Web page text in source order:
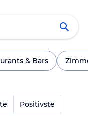
& Bars
Positivste